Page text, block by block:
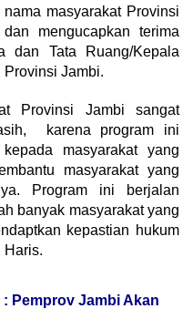
masyarakat Provinsi
mengucapkan terima
dan Tata Ruang/Kepala
Jambi.
Provinsi Jambi sangat
karena program ini
masyarakat yang
masyarakat yang
Program ini berjalan
banyak masyarakat yang
kepastian hukum
Haris.
Pemprov Jambi Akan